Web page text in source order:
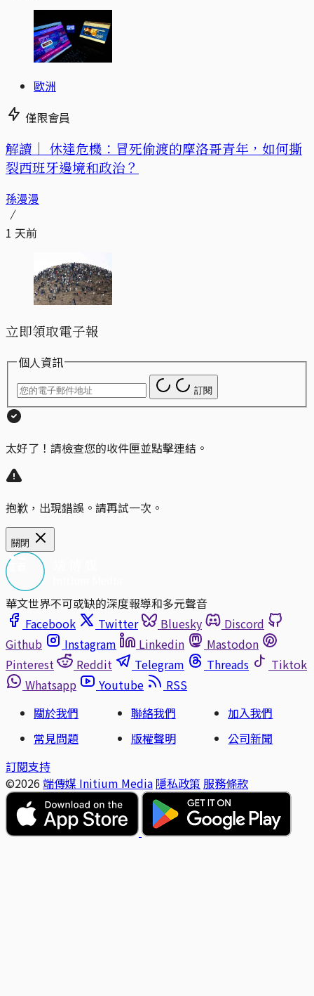
歐洲
僅限會員
解讀｜ 休達危機：冒死偷渡的摩洛哥青年，如何撕
裂西班牙邊境和政治？
孫漫漫
1 天前
立即領取電子報
個人資訊
訂閱
太好了！請檢查您的收件匣並點擊連結。
抱歉，出現錯誤。請再試一次。
關閉
華文世界不可或缺的深度報導和多元聲音
Facebook
Twitter Bluesky
Discord
Github
Instagram Linkedin
Mastodon
Pinterest
Reddit Telegram Threads
Tiktok
Whatsapp
Youtube
RSS
關於我們
聯絡我們
加入我們
常見問題
版權聲明
公司新聞
訂閱支持
©2026 端傳媒 Initium Media 隱私政策 服務條款